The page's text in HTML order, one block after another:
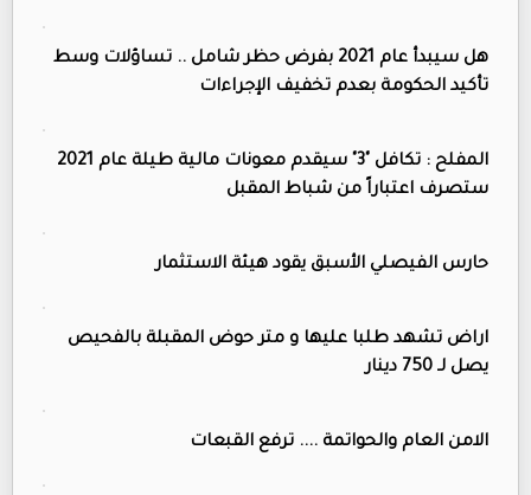
هل سيبدأ عام 2021 بفرض حظر شامل .. تساؤلات وسط
تأكيد الحكومة بعدم تخفيف الإجراءات
المفلح : تكافل "3" سيقدم معونات مالية طيلة عام 2021
ستصرف اعتباراً من شباط المقبل
حارس الفيصلي الأسبق يقود هيئة الاستثمار
اراض تشهد طلبا عليها و متر حوض المقبلة بالفحيص
يصل لـ 750 دينار
الامن العام والحواتمة .... ترفع القبعات